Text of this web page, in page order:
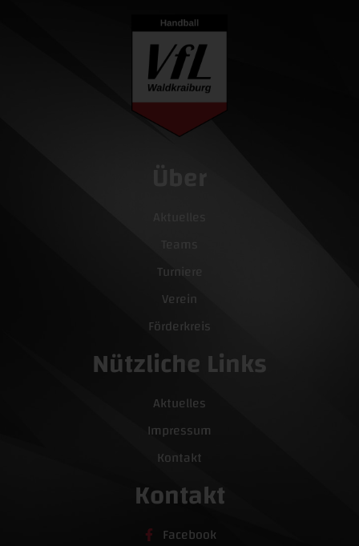
Über
Turniere
Verein
Förderkreis
Nützliche Links
Aktuelles
Impressum
Kontakt
Kontakt
Facebook